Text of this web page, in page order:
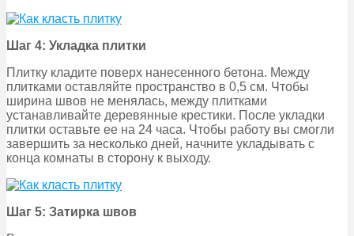
Шаг 4: Укладка плитки
Плитку кладите поверх нанесенного бетона. Между
плитками оставляйте пространство в 0,5 см. Чтобы
ширина швов не менялась, между плитками
устанавливайте деревянные крестики. После укладки
плитки оставьте ее на 24 часа. Чтобы работу вы смогли
завершить за несколько дней, начните укладывать с
конца комнаты в сторону к выходу.
Шаг 5: Затирка швов